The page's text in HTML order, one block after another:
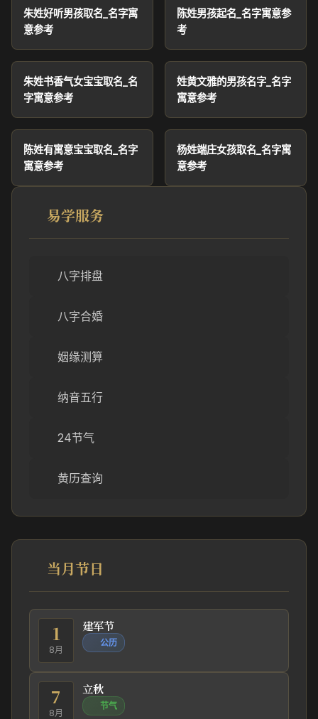
朱姓好听男孩取名_名字寓
意参考
陈姓男孩起名_名字寓意参
考
朱姓书香气女宝宝取名_名
字寓意参考
姓黄文雅的男孩名字_名字
寓意参考
陈姓有寓意宝宝取名_名字
寓意参考
杨姓端庄女孩取名_名字寓
意参考
易学服务
八字排盘
八字合婚
姻缘测算
纳音五行
24节气
黄历查询
当月节日
1
8月
建军节
公历
7
8月
立秋
节气